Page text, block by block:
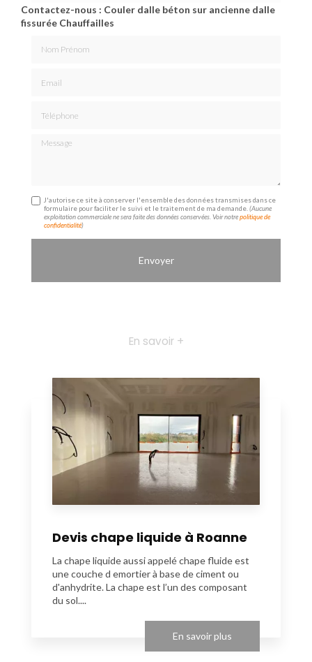
Contactez-nous : Couler dalle béton sur ancienne dalle
fissurée Chauffailles
Message
J'autorise ce site à conserver l'ensemble des données transmises dans ce
formulaire pour faciliter le suivi et le traitement de ma demande.(Aucune
exploitation commerciale ne sera faite des données conservées. Voir notrepolitique de
confidentialité)
En savoir +
Devis chape liquide à Roanne
La chape liquide aussi appelé chape fluide est
une couche d emortier à base de ciment ou
d'anhydrite. La chape est l’un des composant
du sol....
En savoir plus